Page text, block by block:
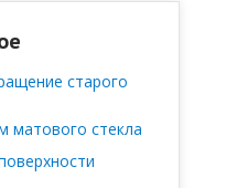
старого
матового стекла